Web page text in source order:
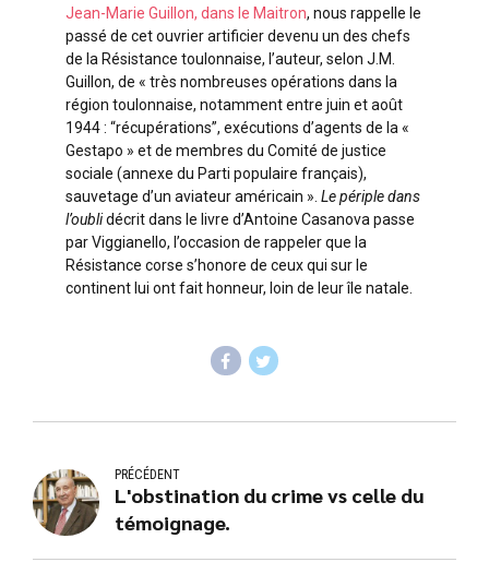
Jean-Marie Guillon, dans le Maitron, nous rappelle le
passé de cet ouvrier artificier devenu un des chefs
de la Résistance toulonnaise, l’auteur, selon J.M.
Guillon, de « très nombreuses opérations dans la
région toulonnaise, notamment entre juin et août
1944 : “récupérations”, exécutions d’agents de la «
Gestapo » et de membres du Comité de justice
sociale (annexe du Parti populaire français),
sauvetage d’un aviateur américain ». Le périple dans
l’oublidécrit dans le livre d’Antoine Casanova passe
par Viggianello, l’occasion de rappeler que la
Résistance corse s’honore de ceux qui sur le
continent lui ont fait honneur, loin de leur île natale.
PRÉCÉDENT
L'obstination du crime vs celle du
témoignage.